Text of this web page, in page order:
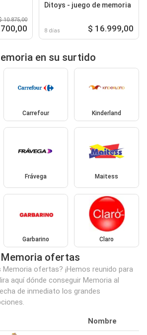
10.875,00
Ditoys - juego de memoria
8 días $ 16.999,00
en su surtido
Carrefour Kinderland
Frávega Maitess
Garbarino Claro
ofertas
ofertas? ¡Hemos reunido para
aquí dónde conseguir Memoria al
de inmediato los grandes
Nombre